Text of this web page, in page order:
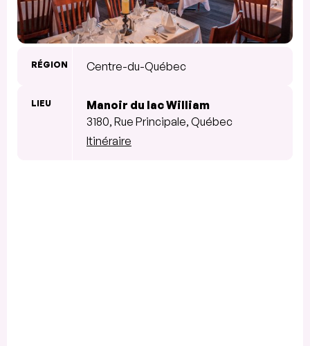
RÉGION Centre-du-Québec
LIEU
Manoir du lac William
3180, Rue Principale, Québec
Itinéraire